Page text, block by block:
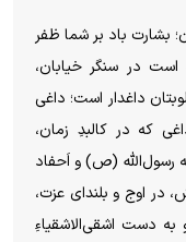
بشارت باد بر شما ظفر
در سنگر خیابان،
داغدار است؛ داغی
که در کالبدِ زمان،
رسول‌الله (ص) و اَحفاد
اوج و بلندای عزت،
به دست اشقی‌الاشقیاءِ